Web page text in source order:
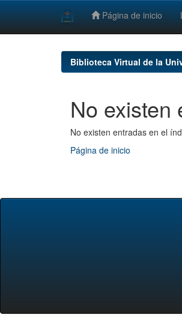
Página de inicio
Biblioteca Virtual de la
No existen
No existen entradas en el
Página de inicio